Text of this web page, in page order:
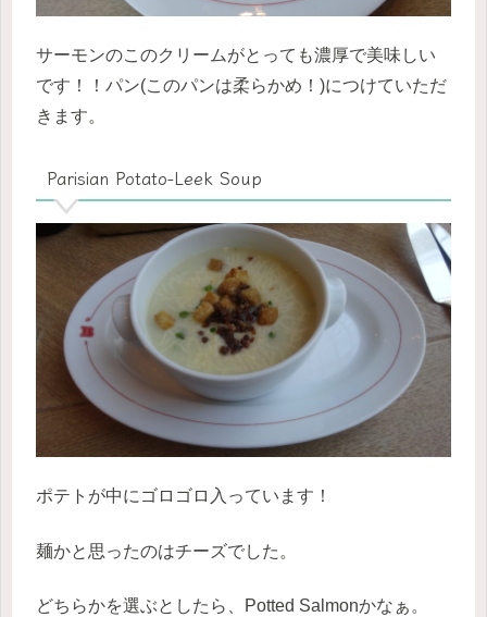
サーモンのこのクリームがとっても濃厚で美味しい
です！！パン(このパンは柔らかめ！)につけていただ
きます。
Parisian Potato-Leek Soup
ポテトが中にゴロゴロ入っています！
麺かと思ったのはチーズでした。
どちらかを選ぶとしたら、Potted Salmonかなぁ。